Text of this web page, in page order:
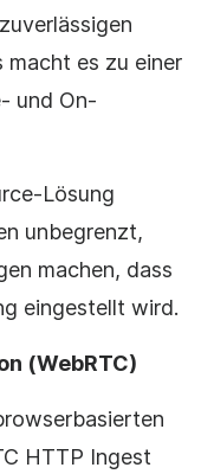
macht es zu einer
und On-
Lösung
unbegrenzt,
machen, dass
eingestellt wird.
(WebRTC)
HTTP Ingest